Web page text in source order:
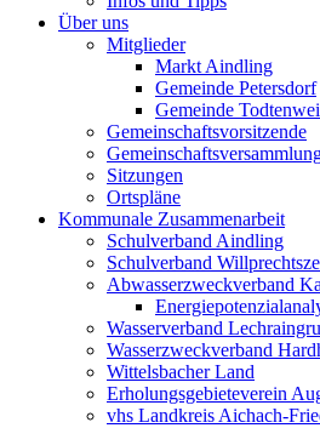
Über uns
Mitglieder
Markt Aindling
Gemeinde Petersdorf
Gemeinde
Gemeinschaftsvorsitzende
Sitzungen
Ortspläne
Kommunale Zusammenarbeit
Schulverband Aindling
Schulverband
Abwasserzweckverband
Wasserverband
Wasserzweckverband
Wittelsbacher Land
Erholungsgebieteverein
vhs Landkreis Aichach-